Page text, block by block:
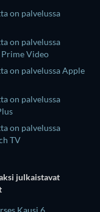
on palvelussa
on palvelussa
Video
on palvelussa Apple
on palvelussa
on palvelussa
TV
julkaistavat